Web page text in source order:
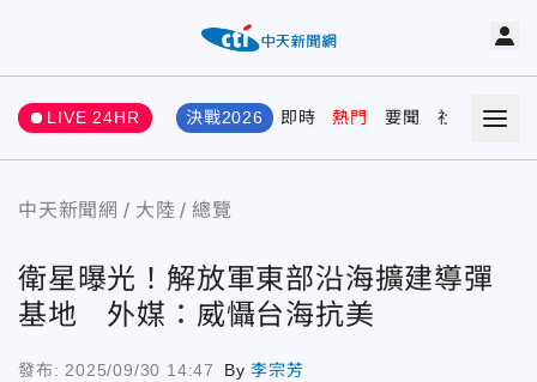
LIVE 24HR 決戰2026 即時 熱門 要聞 社會 娛樂
中天新聞網 大陸 總覽
衛星曝光！解放軍東部沿海擴建導彈
基地 外媒：威懾台海抗美
發布: 2025/09/30 14:47 By李宗芳